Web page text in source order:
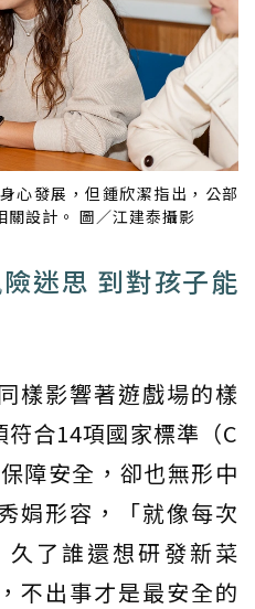
心發展，但鍾欣潔指出，公部
關設計。 圖／江建泰攝影
迷思 到對孩子能
樣影響著遊戲場的樣
合14項國家標準（C
障安全，卻也無形中
娟形容，「就像每次
了誰還想研發新菜
不出事才是最安全的